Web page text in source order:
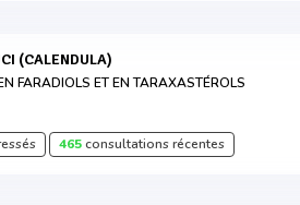
(CALENDULA)
FARADIOLS ET EN TARAXASTÉROLS
465consultations récentes